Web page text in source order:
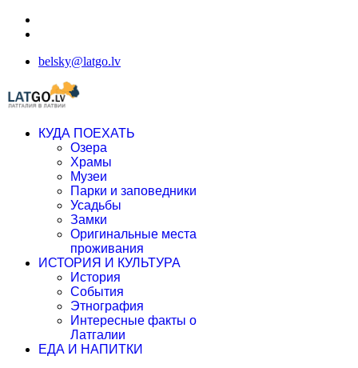
belsky@latgo.lv
КУДА ПОЕХАТЬ
Озера
Храмы
Музеи
Парки и заповедники
Усадьбы
Замки
Оригинальные места
проживания
ИСТОРИЯ И КУЛЬТУРА
История
События
Этнография
Интересные факты о
Латгалии
ЕДА И НАПИТКИ